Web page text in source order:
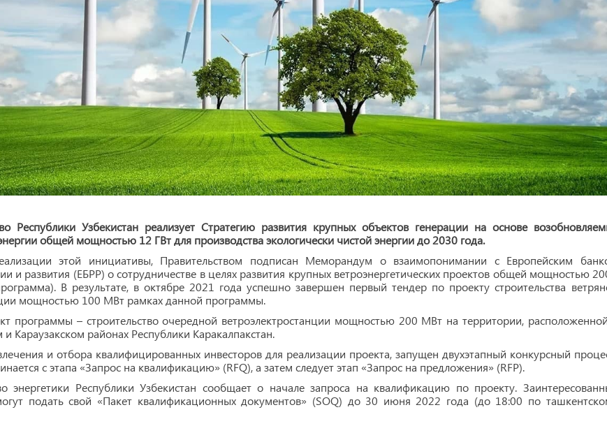
Республики Узбекистан реализует Стратегию развития крупных объектов генерации на основе
общей мощностью 12 ГВт для производства экологически чистой энергии до 2030 года.
этой инициативы, Правительством подписан Меморандум о взаимопонимании с Европейским
и развития (ЕБРР) о сотрудничестве в целях развития крупных ветроэнергетических проектов общей мощностью
В результате, в октябре 2021 года успешно завершен первый тендер по проекту строительства
мощностью 100 МВт рамках данной программы.
программы – строительство очередной ветроэлектростанции мощностью 200 МВт на территории,
Караузакском районах Республики Каракалпакстан.
и отбора квалифицированных инвесторов для реализации проекта, запущен двухэтапный конкурсный
с этапа «Запрос на квалификацию» (RFQ), а затем следует этап «Запрос на предложения» (RFP).
энергетики Республики Узбекистан сообщает о начале запроса на квалификацию по проекту.
подать свой «Пакет квалификационных документов» (SOQ) до 30 июня 2022 года (до 18:00 по